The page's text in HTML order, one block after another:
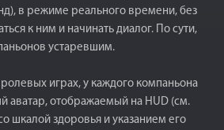
в режиме реального времени, без
к ним и начинать диалог. По сути,
устаревшим.
играх, у каждого компаньона
аватар, отображаемый на HUD (см.
шкалой здоровья и указанием его